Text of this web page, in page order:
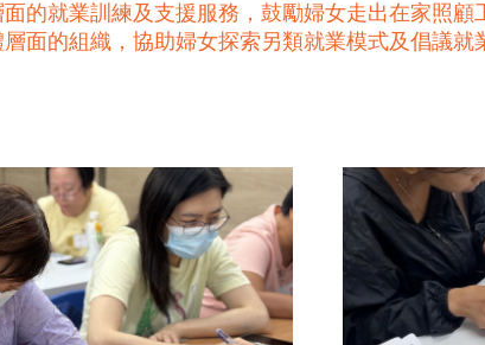
的就業訓練及支援服務，鼓勵婦女走出在家照顧
面的組織，協助婦女探索另類就業模式及倡議就